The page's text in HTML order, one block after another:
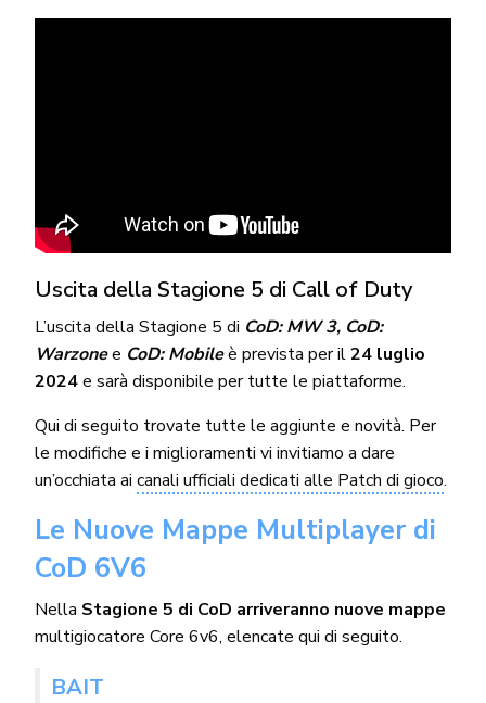
Uscita della Stagione 5 di Call of Duty
L’uscita della Stagione 5 di CoD: MW 3, CoD:
Warzonee CoD: Mobileè prevista per il24 luglio
2024e sarà disponibile per tutte le piattaforme.
Qui di seguito trovate tutte le aggiunte e novità. Per
le modifiche e i miglioramenti vi invitiamo a dare
un’occhiata ai canali ufficiali dedicati alle Patch di gioco.
Le Nuove Mappe Multiplayer di
CoD 6V6
Nella Stagione 5 di CoD arriveranno nuove mappe
multigiocatore Core 6v6, elencate qui di seguito.
BAIT